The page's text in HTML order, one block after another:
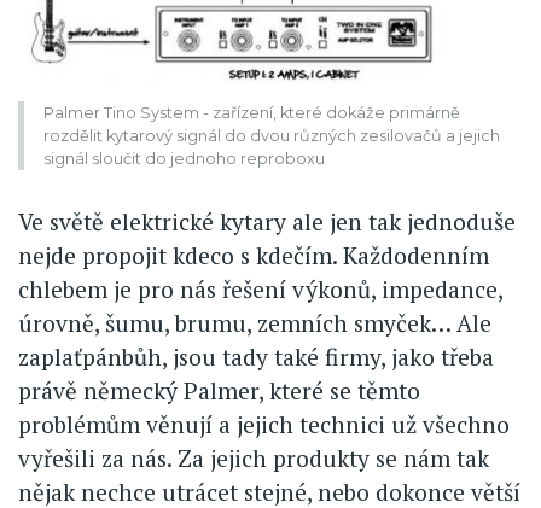
Palmer Tino System - zařízení, které dokáže primárně
rozdělit kytarový signál do dvou různých zesilovačů a jejich
signál sloučit do jednoho reproboxu
Ve světě elektrické kytary ale jen tak jednoduše
nejde propojit kdeco s kdečím. Každodenním
chlebem je pro nás řešení výkonů, impedance,
úrovně, šumu, brumu, zemních smyček… Ale
zaplaťpánbůh, jsou tady také firmy, jako třeba
právě německý Palmer, které se těmto
problémům věnují a jejich technici už všechno
vyřešili za nás. Za jejich produkty se nám tak
nějak nechce utrácet stejné, nebo dokonce větší